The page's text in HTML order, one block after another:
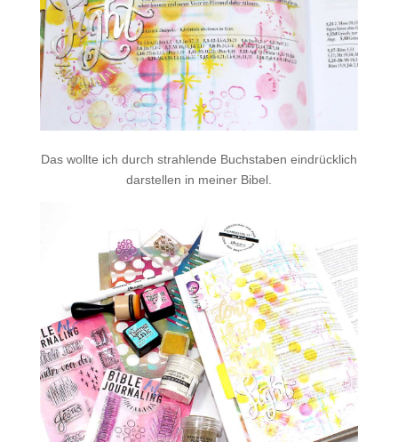
Das wollte ich durch strahlende Buchstaben eindrücklich
darstellen in meiner Bibel.